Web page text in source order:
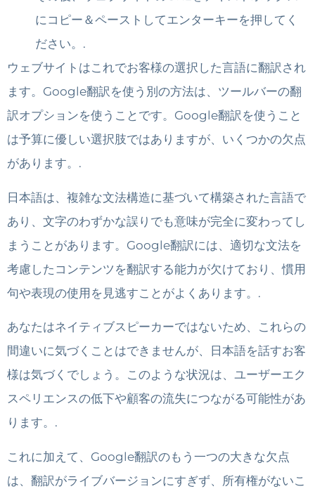
にコピー＆ペーストしてエンターキーを押してく
ださい。.
ウェブサイトはこれでお客様の選択した言語に翻訳され
ます。Google翻訳を使う別の方法は、ツールバーの翻
訳オプションを使うことです。Google翻訳を使うこと
は予算に優しい選択肢ではありますが、いくつかの欠点
があります。.
日本語は、複雑な文法構造に基づいて構築された言語で
あり、文字のわずかな誤りでも意味が完全に変わってし
まうことがあります。Google翻訳には、適切な文法を
考慮したコンテンツを翻訳する能力が欠けており、慣用
句や表現の使用を見逃すことがよくあります。.
あなたはネイティブスピーカーではないため、これらの
間違いに気づくことはできませんが、日本語を話すお客
様は気づくでしょう。このような状況は、ユーザーエク
スペリエンスの低下や顧客の流失につながる可能性があ
ります。.
これに加えて、Google翻訳のもう一つの大きな欠点
は、翻訳がライブバージョンにすぎず、所有権がないこ